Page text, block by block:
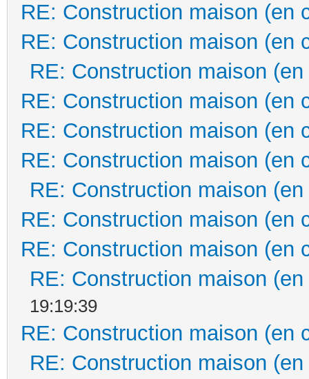
RE: Construction maison (en
RE: Construction maison (en
RE: Construction maison
RE: Construction maison (en
RE: Construction maison (en
RE: Construction maison (en
RE: Construction maison
RE: Construction maison (en
RE: Construction maison (en
RE: Construction maison
19:19:39
RE: Construction maison (en
RE: Construction maison